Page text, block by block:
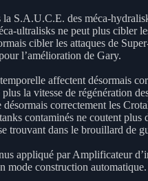
la S.A.U.C.E. des méca-
ultralisks ne peut plus cibler
cibler les attaques de
l’amélioration de Gary.
affectent désormais
la vitesse de régénération
correctement les
contaminés ne coutent
trouvant dans le brouillard de
appliqué par Amplificateur
mode construction automatique.